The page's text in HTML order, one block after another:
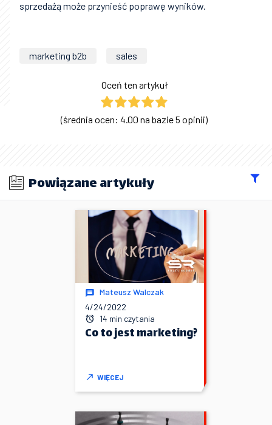
sprzedażą może przynieść poprawę wyników.
marketing b2b sales
Oceń ten artykuł
(średnia ocen: 4.00 na bazie 5 opinii)
Powiązane artykuły
Mateusz Walczak
4/24/2022
14 min czytania
Co to jest marketing?
WIĘCEJ